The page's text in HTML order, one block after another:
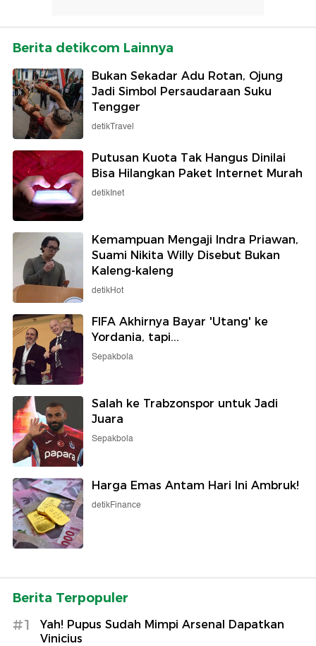
Berita detikcom Lainnya
Bukan Sekadar Adu Rotan, Ojung
Jadi Simbol Persaudaraan Suku
Tengger
detikTravel
Putusan Kuota Tak Hangus Dinilai
Bisa Hilangkan Paket Internet Murah
detikInet
Kemampuan Mengaji Indra Priawan,
Suami Nikita Willy Disebut Bukan
Kaleng-kaleng
detikHot
FIFA Akhirnya Bayar 'Utang' ke
Yordania, tapi...
Sepakbola
Salah ke Trabzonspor untuk Jadi
Juara
Sepakbola
Harga Emas Antam Hari Ini Ambruk!
detikFinance
Berita Terpopuler
#1
Yah! Pupus Sudah Mimpi Arsenal Dapatkan
Vinicius